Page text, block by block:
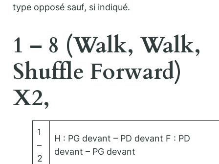
type opposé sauf, si indiqué.
1 – 8 (Walk, Walk,
Shuffle Forward)
X2,
1
–
2
H : PG devant – PD devant F : PD
devant – PG devant